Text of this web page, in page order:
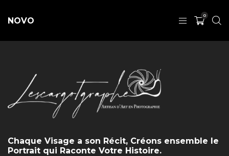
NOVO
0
Chaque Visage a son Récit, Créons ensemble le
Portrait qui Raconte Votre Histoire.